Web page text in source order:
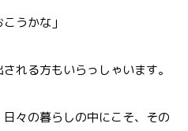
うかな」
れる方もいらっしゃいます。
々の暮らしの中にこそ、その